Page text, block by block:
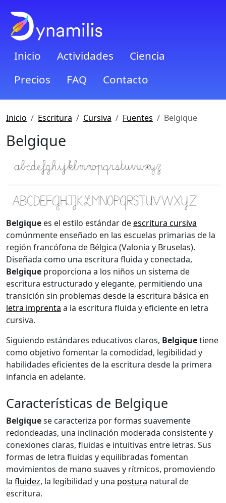
Inicio Actividades
Ciencia
Precios
FAQ Contacto
Inicio Escritura Cursiva Fuentes Belgique
Belgique
Belgique es el estilo estándar deescritura cursiva
comúnmente enseñado en las escuelas primarias de la
región francófona de Bélgica (Valonia y Bruselas).
Diseñada como una escritura fluida y conectada,
Belgique proporciona a los niños un sistema de
escritura estructurado y elegante, permitiendo una
transición sin problemas desde la escritura básica en
letra imprenta a la escritura fluida y eficiente en letra
cursiva.
Siguiendo estándares educativos claros, Belgiquetiene
como objetivo fomentar la comodidad, legibilidad y
habilidades eficientes de la escritura desde la primera
infancia en adelante.
Características de Belgique
Belgiquese caracteriza por formas suavemente
redondeadas, una inclinación moderada consistente y
conexiones claras, fluidas e intuitivas entre letras. Sus
formas de letra fluidas y equilibradas fomentan
movimientos de mano suaves y rítmicos, promoviendo
la fluidez, la legibilidad y una postura natural de
escritura.